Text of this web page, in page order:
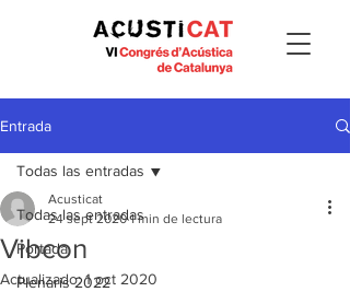
Entrada
Todas las entradas
Portada
Plenaris 2022
Todas las entradas
Vibcon
Acusticat
24 sept 2020 1 min de lectura
Actualizado:1 oct 2020